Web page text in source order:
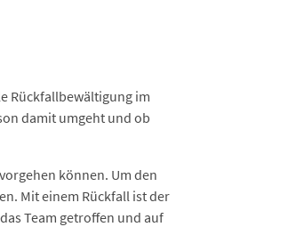
Rückfallbewältigung im
damit umgeht und ob
können. Um den
Mit einem Rückfall ist der
Team getroffen und auf